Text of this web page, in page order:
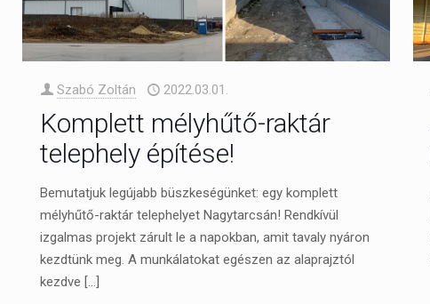
Szabó Zoltán 2022.03.01.
Komplett mélyhűtő-raktár
telephely építése!
Bemutatjuk legújabb büszkeségünket: egy komplett
mélyhűtő-raktár telephelyet Nagytarcsán! Rendkívül
izgalmas projekt zárult le a napokban, amit tavaly nyáron
kezdtünk meg. A munkálatokat egészen az alaprajztól
kezdve […]